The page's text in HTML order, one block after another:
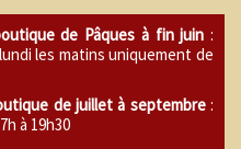
de Pâques à fin juin :
les matins uniquement de
de juillet à septembre:
à 19h30